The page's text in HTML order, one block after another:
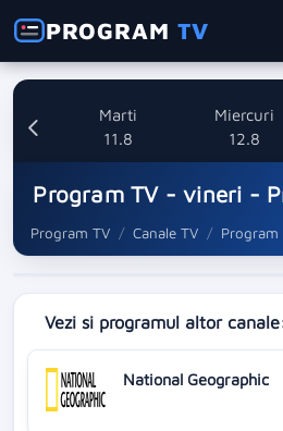
PROGRAMTV
Marti
11.8
Miercuri
12.8
Program TV - vineri -
Program TV Canale TV Program
Vezi si programul altor
National Geographic